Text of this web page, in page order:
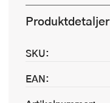
Produktdetaljer
SKU:
EAN: